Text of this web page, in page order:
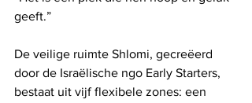
geeft.”
De veilige ruimte Shlomi, gecreëerd
door de Israëlische ngo Early Starters,
bestaat uit vijf flexibele zones: een